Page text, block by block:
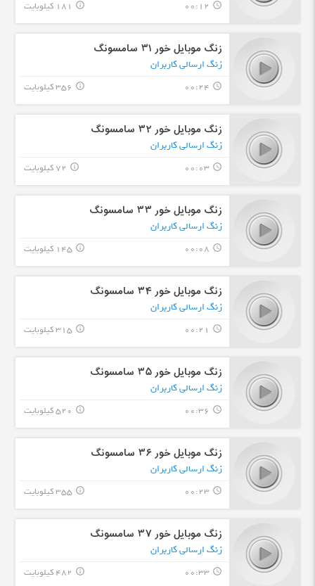
query_builder
00:12 181 کیلوبایت info_outline
زنگ موبایل خور ۳۱ سامسونگ
زنگ ارسالی کاربران
query_builder
00:24 356 کیلوبایت info_outline
زنگ موبایل خور ۳۲ سامسونگ
زنگ ارسالی کاربران
query_builder
00:03 72 کیلوبایت info_outline
زنگ موبایل خور ۳۳ سامسونگ
زنگ ارسالی کاربران
query_builder
00:08 145 کیلوبایت info_outline
زنگ موبایل خور ۳۴ سامسونگ
زنگ ارسالی کاربران
query_builder
00:21 315 کیلوبایت info_outline
زنگ موبایل خور ۳۵ سامسونگ
زنگ ارسالی کاربران
query_builder
00:36 520 کیلوبایت info_outline
زنگ موبایل خور ۳۶ سامسونگ
زنگ ارسالی کاربران
query_builder
00:23 355 کیلوبایت info_outline
زنگ موبایل خور ۳۷ سامسونگ
زنگ ارسالی کاربران
query_builder
00:33 482 کیلوبایت info_outline